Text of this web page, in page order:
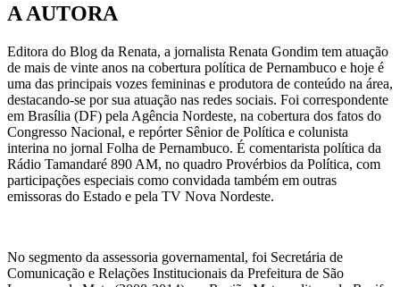
A AUTORA
Editora do Blog da Renata, a jornalista Renata Gondim tem atuação
de mais de vinte anos na cobertura política de Pernambuco e hoje é
uma das principais vozes femininas e produtora de conteúdo na área,
destacando-se por sua atuação nas redes sociais. Foi correspondente
em Brasília (DF) pela Agência Nordeste, na cobertura dos fatos do
Congresso Nacional, e repórter Sênior de Política e colunista
interina no jornal Folha de Pernambuco. É comentarista política da
Rádio Tamandaré 890 AM, no quadro Provérbios da Política, com
participações especiais como convidada também em outras
emissoras do Estado e pela TV Nova Nordeste.
No segmento da assessoria governamental, foi Secretária de
Comunicação e Relações Institucionais da Prefeitura de São